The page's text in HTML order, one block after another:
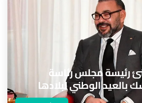
رئيسة مجلس رئاسة
بالعيد الوطني لبلادها